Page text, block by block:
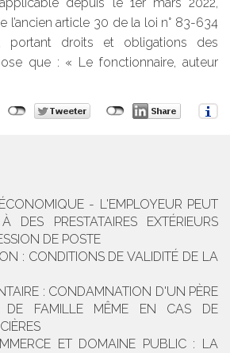
l’ancien article 30 de la loi n° 83-634
portant droits et obligations des
que : « Le fonctionnaire, auteur
- L'EMPLOYEUR PEUT
DES PRESTATAIRES EXTÉRIEURS
DE POSTE
: CONDITIONS DE VALIDITÉ DE LA
: CONDAMNATION D'UN PÈRE
DE FAMILLE MÊME EN CAS DE
ET DOMAINE PUBLIC : LA